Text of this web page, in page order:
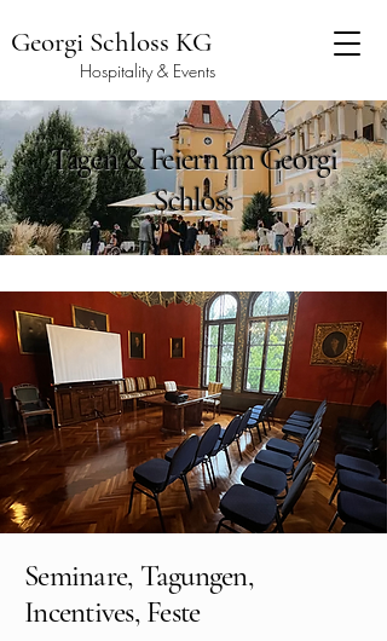
Georgi Schloss KG
Hospitality & Events
Tagen & Feiern im Georgi
Schloss
Seminare, Tagungen,
Incentives, Feste